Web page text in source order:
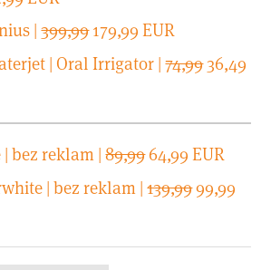
|399,99179,99 EUR
| Oral Irrigator |74,9936,49
bez reklam |89,9964,99 EUR
| bez reklam |139,9999,99